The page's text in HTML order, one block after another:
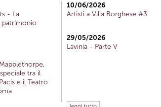
- La
patrimonio
tra il
e il Teatro
10/06/2026
Artisti a Villa Borghese #3
29/05/2026
Lavinia - Parte V